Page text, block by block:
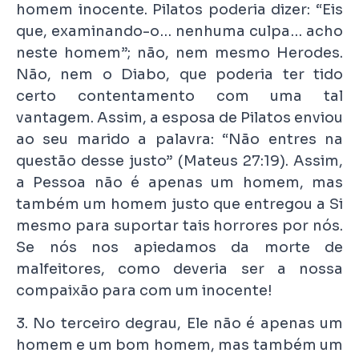
homem inocente. Pilatos poderia dizer: “Eis
que, examinando-o… nenhuma culpa… acho
neste homem”; não, nem mesmo Herodes.
Não, nem o Diabo, que poderia ter tido
certo contentamento com uma tal
vantagem. Assim, a esposa de Pilatos enviou
ao seu marido a palavra: “Não entres na
questão desse justo” (Mateus 27:19). Assim,
a Pessoa não é apenas um homem, mas
também um homem justo que entregou a Si
mesmo para suportar tais horrores por nós.
Se nós nos apiedamos da morte de
malfeitores, como deveria ser a nossa
compaixão para com um inocente!
3. No terceiro degrau, Ele não é apenas um
homem e um bom homem, mas também um